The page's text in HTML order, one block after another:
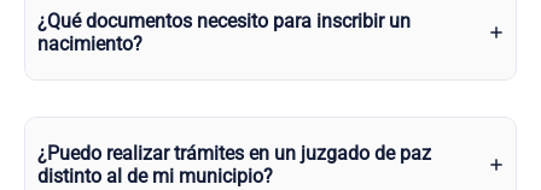
¿Qué documentos necesito para inscribir un
nacimiento?
¿Puedo realizar trámites en un juzgado de paz
distinto al de mi municipio?